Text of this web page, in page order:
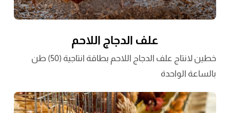
علف الدجاج اللاحم
خطين لانتاج علف الدجاج اللاحم بطاقة انتاجية (50) طن
بالساعة الواحدة